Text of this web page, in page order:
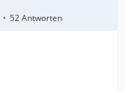
52 Antworten